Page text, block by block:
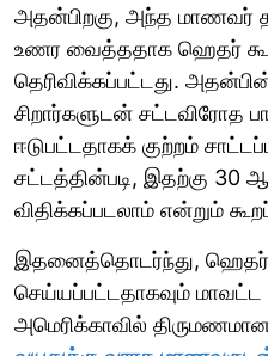
அதன்பிறகு, அந்த மாணவர்
உணர வைத்ததாக ஹெதர்
தெரிவிக்கப்பட்டது.
சிறார்களுடன் சட்டவிரோத
ஈடுபட்டதாகக் குற்றம்
சட்டத்தின்படி, இதற்கு
விதிக்கப்படலாம் என்றும்
இதனைத்தொடர்ந்து, ஹெதர்
செய்யப்பட்டதாகவும் மாவட்ட
அமெரிக்காவில்